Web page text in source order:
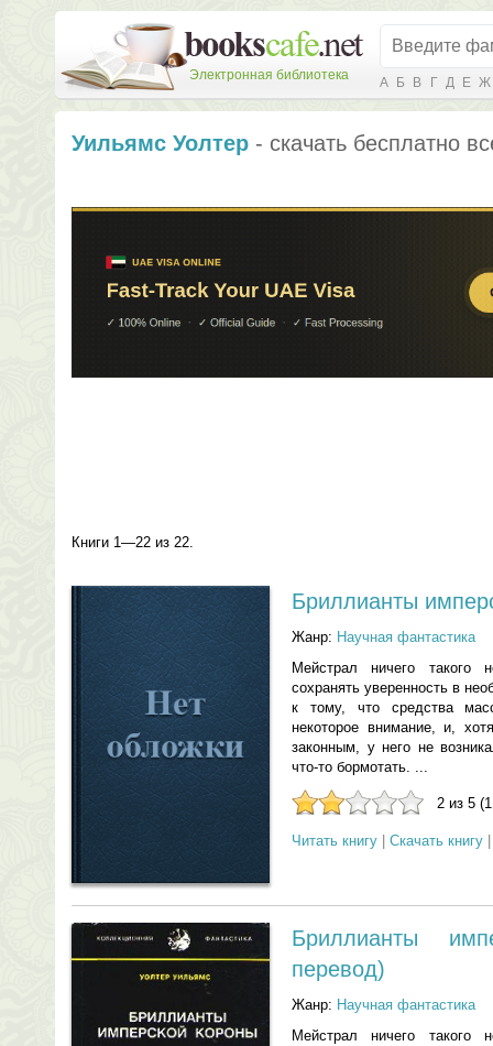
Электронная библиотека А Б В Г Д Е Ж
Уильямс Уолтер - скачать бесплатно
Книги 1—22 из 22.
Бриллианты
Жанр: Научная фантастика
Мейстрал ничего
сохранять уверенность в
к тому, что средства
некоторое внимание, и,
законным, у него не
что-то бормотать. ...
2 из 5
Читать книгу Скачать книгу
Бриллианты
перевод)
Жанр: Научная фантастика
Мейстрал ничего